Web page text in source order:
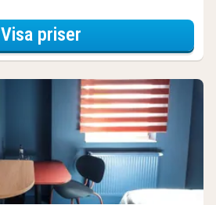
Visa priserför Standardrum